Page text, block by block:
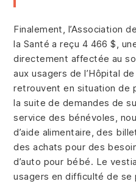
Finalement, l’Association
la Santé a reçu 4 466 $,
directement affectée au
aux usagers de l’Hôpital
retrouvent en situation de
la suite de demandes de
service des bénévoles,
d’aide alimentaire, des
des achats pour des
d’auto pour bébé. Le
usagers en difficulté de